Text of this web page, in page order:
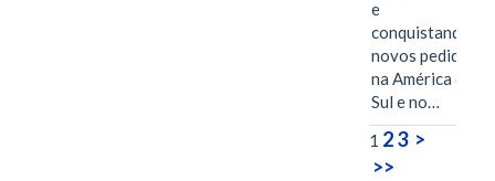
e
conquistando
novos pedidos
na América do
Sul e no…
1 23 >
>>